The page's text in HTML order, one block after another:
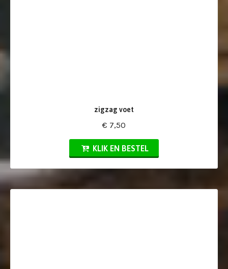
zigzag voet
€ 7,50
KLIK EN BESTEL